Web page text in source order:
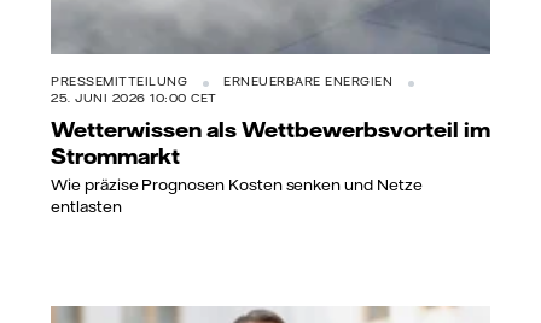
PRESSEMITTEILUNG
ERNEUERBARE ENERGIEN
25. JUNI 2026 10:00 CET
Wetterwissen als Wettbewerbsvorteil im
Strommarkt
Wie präzise Prognosen Kosten senken und Netze
entlasten